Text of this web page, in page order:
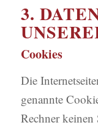
3.
Cookies
Die
genannte
Rechner keinen